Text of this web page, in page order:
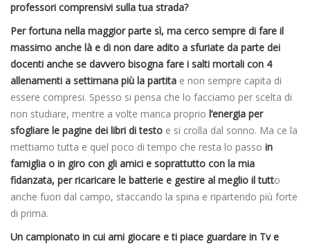
professori comprensivi sulla tua strada?
Per fortuna nella maggior parte sì, ma cerco sempre di fare il
massimo anche là e di non dare adito a sfuriate da parte dei
docenti anche se davvero bisogna fare i salti mortali con 4
allenamenti a settimana più la partita e non sempre capita di
essere compresi. Spesso si pensa che lo facciamo per scelta di
non studiare, mentre a volte manca proprio l’energia per
sfogliare le pagine dei libri di testo e si crolla dal sonno. Ma ce la
mettiamo tutta e quel poco di tempo che resta lo passo in
famiglia o in giro con gli amici e soprattutto con la mia
fidanzata, per ricaricare le batterie e gestire al meglio il tutto
anche fuori dal campo, staccando la spina e ripartendo più forte
di prima.
Un campionato in cui ami giocare e ti piace guardare in Tv e